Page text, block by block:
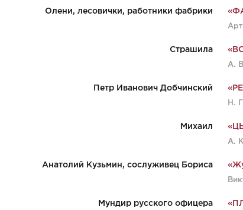
Олени, лесовички, работники фабрики
Страшила
А.
Петр Иванович Добчинский
Н.
Михаил
А.
Анатолий Кузьмин, сослуживец Бориса
Мундир русского офицера